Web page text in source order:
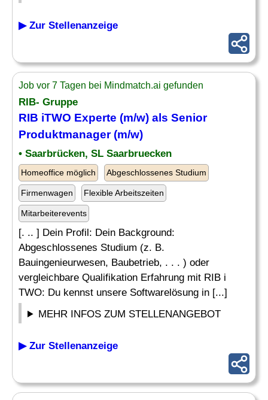
▶ Zur Stellenanzeige
Job vor 7 Tagen bei Mindmatch.ai gefunden
RIB- Gruppe
RIB iTWO Experte (m/w) als Senior
Produktmanager (m/w)
• Saarbrücken, SL Saarbruecken
Homeoffice möglich Abgeschlossenes Studium
Firmenwagen Flexible Arbeitszeiten
Mitarbeiterevents
[. .. ] Dein Profil: Dein Background:
Abgeschlossenes Studium (z. B.
Bauingenieurwesen, Baubetrieb, . . . ) oder
vergleichbare Qualifikation Erfahrung mit RIB i
TWO: Du kennst unsere Softwarelösung in [...]
MEHR INFOS ZUM STELLENANGEBOT
▶ Zur Stellenanzeige